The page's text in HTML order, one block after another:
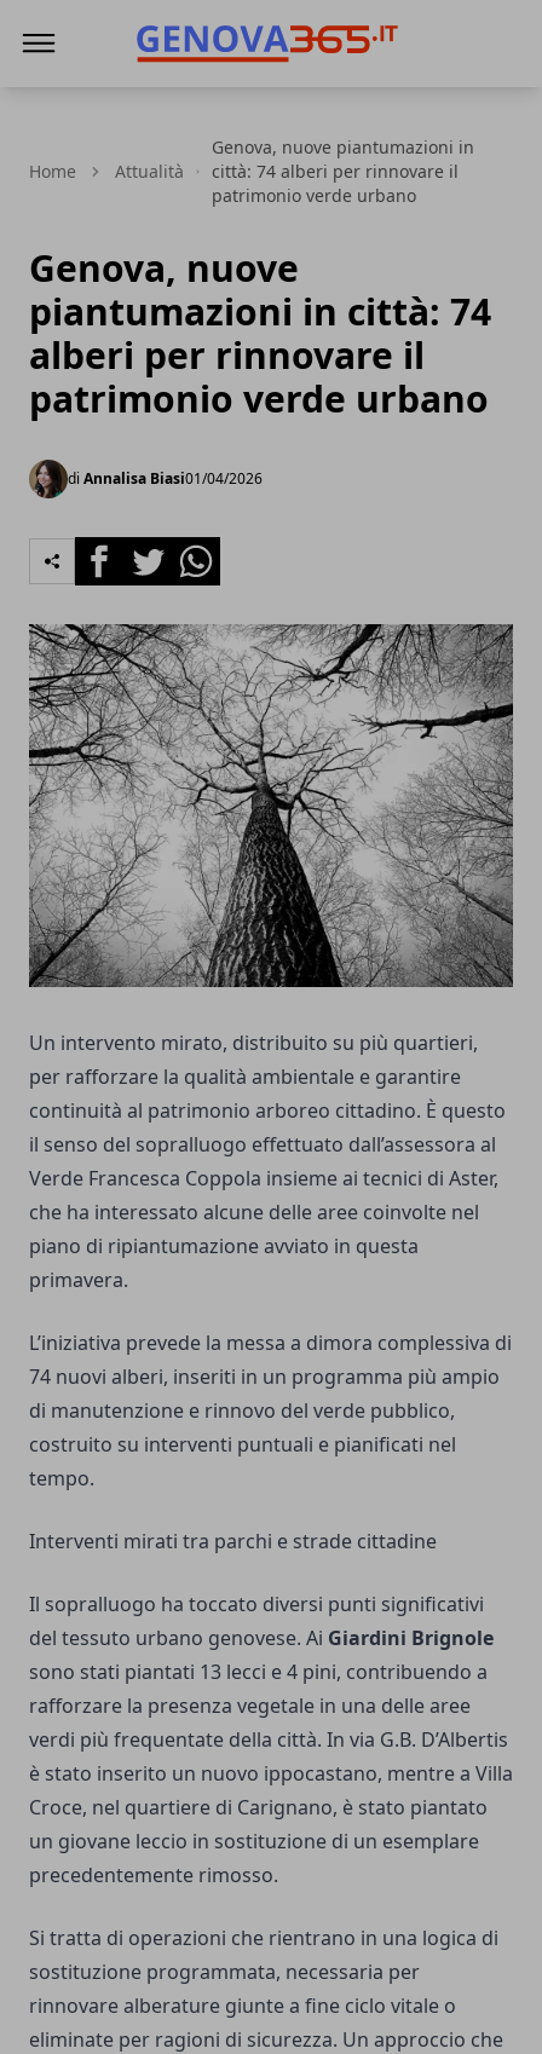
Home Attualità
Genova, nuove piantumazioni in
città: 74 alberi per rinnovare il
patrimonio verde urbano
Genova, nuove
piantumazioni in città: 74
alberi per rinnovare il
patrimonio verde urbano
di Annalisa Biasi01/04/2026
FacebookTwitterWhatsapp
Un intervento mirato, distribuito su più quartieri,
per rafforzare la qualità ambientale e garantire
continuità al patrimonio arboreo cittadino. È questo
il senso del sopralluogo effettuato dall’assessora al
Verde Francesca Coppola insieme ai tecnici di Aster,
che ha interessato alcune delle aree coinvolte nel
piano di ripiantumazione avviato in questa
primavera.
L’iniziativa prevede la messa a dimora complessiva di
74 nuovi alberi, inseriti in un programma più ampio
di manutenzione e rinnovo del verde pubblico,
costruito su interventi puntuali e pianificati nel
tempo.
Interventi mirati tra parchi e strade cittadine
Il sopralluogo ha toccato diversi punti significativi
del tessuto urbano genovese. Ai Giardini Brignole
sono stati piantati 13 lecci e 4 pini, contribuendo a
rafforzare la presenza vegetale in una delle aree
verdi più frequentate della città. In via G.B. D’Albertis
è stato inserito un nuovo ippocastano, mentre a Villa
Croce, nel quartiere di Carignano, è stato piantato
un giovane leccio in sostituzione di un esemplare
precedentemente rimosso.
Si tratta di operazioni che rientrano in una logica di
sostituzione programmata, necessaria per
rinnovare alberature giunte a fine ciclo vitale o
eliminate per ragioni di sicurezza. Un approccio che